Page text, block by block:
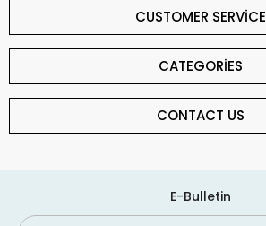
CUSTOMER SERVİCE
CATEGORİES
CONTACT US
E-Bulletin